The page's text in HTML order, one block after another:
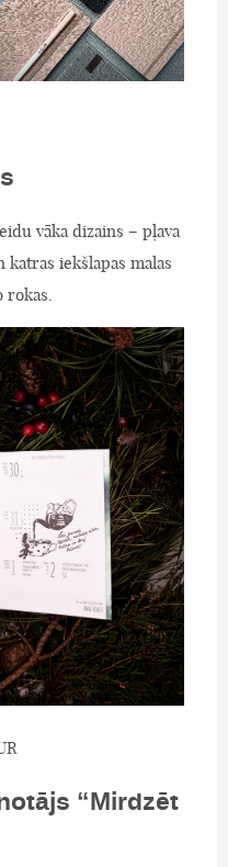
vāka dizains – pļava
iekšlapas malas
rokas.
“Mirdzēt